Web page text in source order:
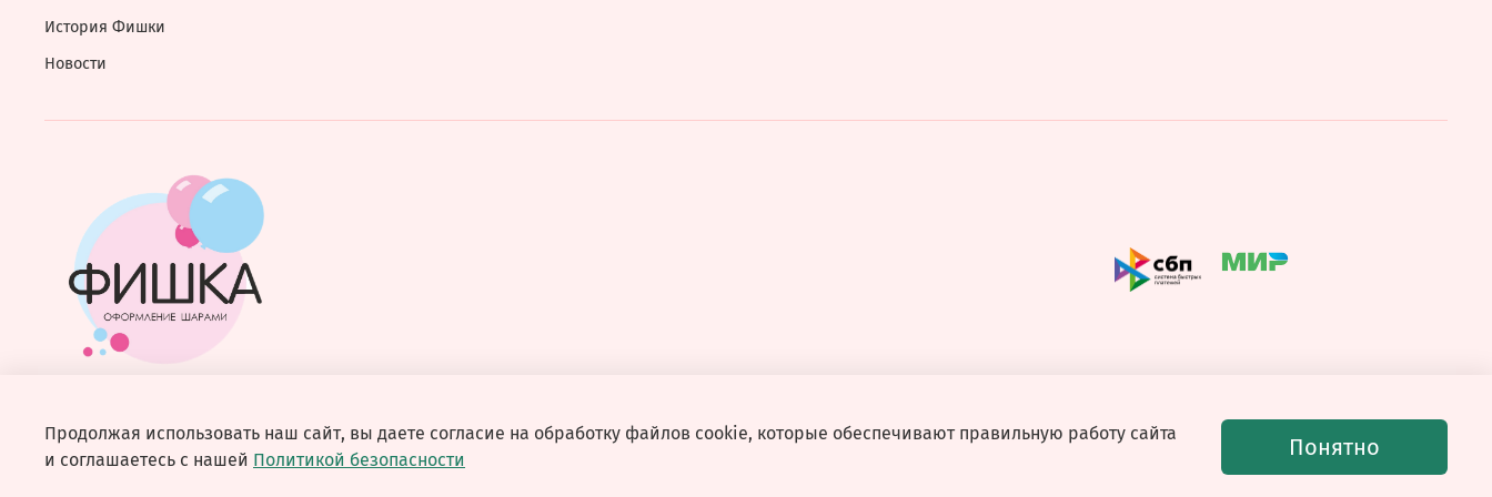
История Фишки
Новости
© 2026 Любое использование контента без письменного разрешения запрещено
Продолжая использовать наш сайт, вы даете согласие на обработку файлов cookie, которые обеспечивают правильную работу сайта
и соглашаетесь с нашей Политикой безопасности Понятно